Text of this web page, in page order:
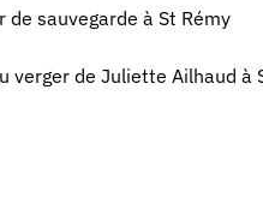
sauvegarde à St Rémy
verger de Juliette Ailhaud à